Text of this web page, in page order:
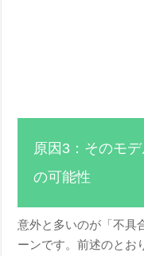
原因3：そのモ
の可能性
意外と多いのが「不具
ーンです。前述のとお